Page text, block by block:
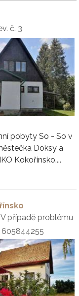
č. 3
pobyty So - So v
Doksy a
Kokořínsko....
V případě problému